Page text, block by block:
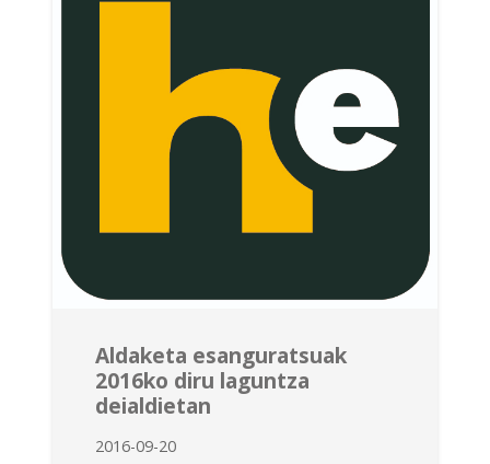
Aldaketa esanguratsuak
2016ko diru laguntza
deialdietan
2016-09-20